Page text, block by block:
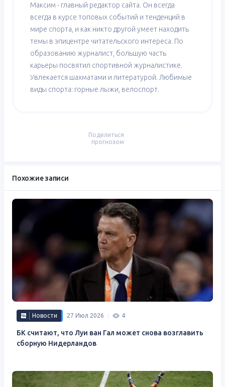
Максим - главный редактор сайта. Он всегда
всегда в курсе топовых событий и тенденций в
мире спорта, и как никто другой умеет находить
темы в эпицентре читательского интереса. По
образованию журналист, большую часть
карьеры посвятил спортивной журналистике.
Увлекается шахматами и литературой. Любимые
виды спорта: горные лыжи, велоспорт.
Поделиться
прогнозом
Похожие записи
Новости 27 Июл 2026 4
БК считают, что Луи ван Гал может снова возглавить
сборную Нидерландов